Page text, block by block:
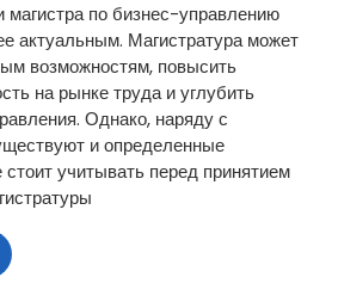
магистра по бизнес-управлению
актуальным. Магистратура может
возможностям, повысить
на рынке труда и углубить
Однако, наряду с
и определенные
стоит учитывать перед принятием